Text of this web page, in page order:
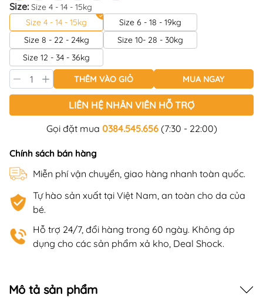
Size:Size 4 - 14 - 15kg
Size 4 - 14 - 15kg
Size 6 - 18 - 19kg
Size 8 - 22 - 24kg
Size 10- 28 - 30kg
Size 12 - 34 - 36kg
THÊM VÀO GIỎ MUA NGAY
LIÊN HỆ NHÂN VIÊN HỖ TRỢ
Gọi đặt mua 0384.545.656(7:30 - 22:00)
Chính sách bán hàng
Miễn phí vận chuyển, giao hàng nhanh toàn quốc.
Tự hào sản xuất tại Việt Nam, an toàn cho da của
bé.
Hỗ trợ 24/7, đổi hàng trong 60 ngày. Không áp
dụng cho các sản phẩm xả kho, Deal Shock.
Mô tả sản phẩm